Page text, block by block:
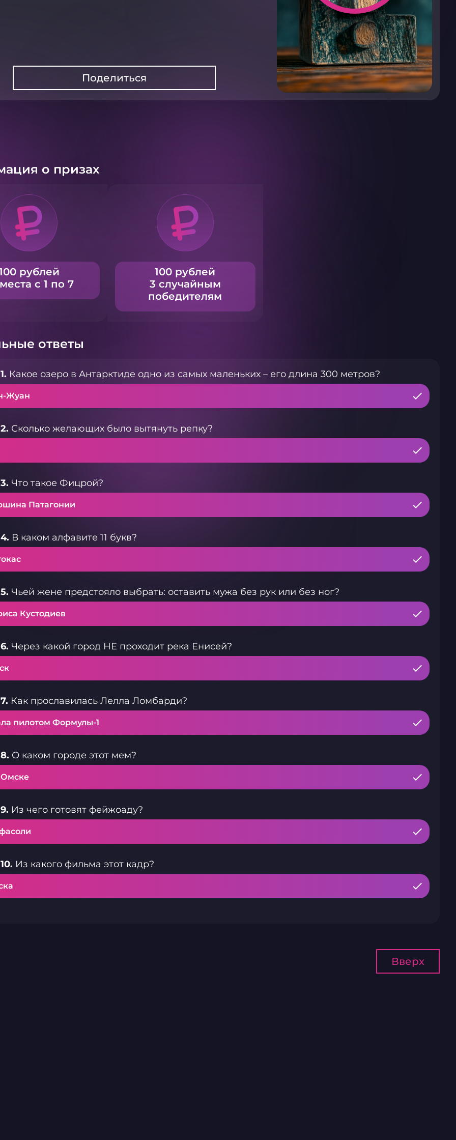
Поделиться
о призах
рублей
с 1 по 7
100 рублей
3 случайным
победителям
ответы
Какое озеро в Антарктиде одно из самых маленьких – его длина 300 метров?
Жуан
Сколько желающих было вытянуть репку?
Что такое Фицрой?
Патагонии
В каком алфавите 11 букв?
Чьей жене предстояло выбрать: оставить мужа без рук или без ног?
Кустодиев
Через какой город НЕ проходит река Енисей?
Как прославилась Лелла Ломбарди?
пилотом Формулы-1
О каком городе этот мем?
Из чего готовят фейжоаду?
Из какого фильма этот кадр?
Вверх